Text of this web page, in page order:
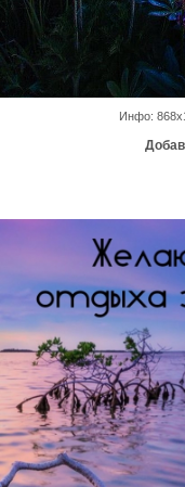
Инфо: